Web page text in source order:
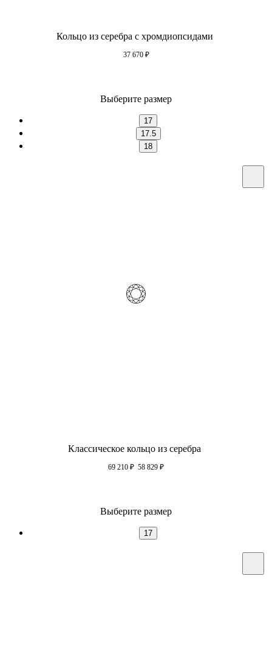
Кольцо из серебра с хромдиопсидами
37 670 ₽
Выберите размер
17
17.5
18
Классическое кольцо из серебра
69 210 ₽ 58 829 ₽
Выберите размер
17